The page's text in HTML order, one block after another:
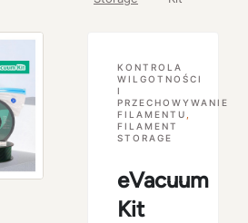
KONTROLA
WILGOTNOŚCI
I
PRZECHOWYWANIE
FILAMENTU
FILAMENT
STORAGE
eVacuum
Kit